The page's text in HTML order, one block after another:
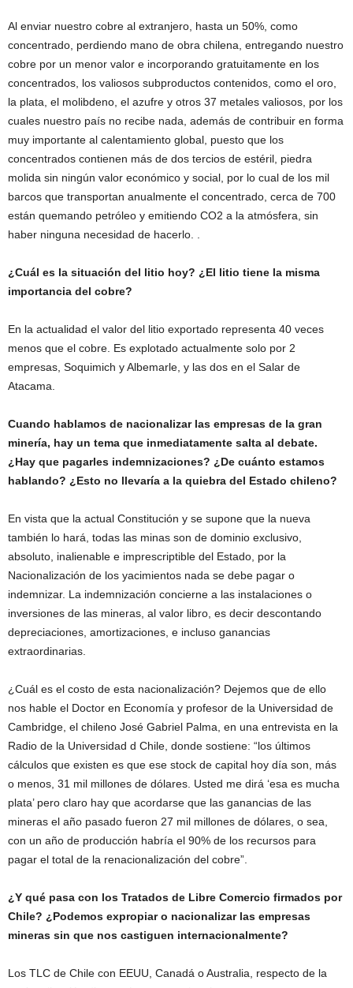
Al enviar nuestro cobre al extranjero, hasta un 50%, como
concentrado, perdiendo mano de obra chilena, entregando nuestro
cobre por un menor valor e incorporando gratuitamente en los
concentrados, los valiosos subproductos contenidos, como el oro,
la plata, el molibdeno, el azufre y otros 37 metales valiosos, por los
cuales nuestro país no recibe nada, además de contribuir en forma
muy importante al calentamiento global, puesto que los
concentrados contienen más de dos tercios de estéril, piedra
molida sin ningún valor económico y social, por lo cual de los mil
barcos que transportan anualmente el concentrado, cerca de 700
están quemando petróleo y emitiendo CO2 a la atmósfera, sin
haber ninguna necesidad de hacerlo. .
¿Cuál es la situación del litio hoy? ¿El litio tiene la misma
importancia del cobre?
En la actualidad el valor del litio exportado representa 40 veces
menos que el cobre. Es explotado actualmente solo por 2
empresas, Soquimich y Albemarle, y las dos en el Salar de
Atacama.
Cuando hablamos de nacionalizar las empresas de la gran
minería, hay un tema que inmediatamente salta al debate.
¿Hay que pagarles indemnizaciones? ¿De cuánto estamos
hablando? ¿Esto no llevaría a la quiebra del Estado chileno?
En vista que la actual Constitución y se supone que la nueva
también lo hará, todas las minas son de dominio exclusivo,
absoluto, inalienable e imprescriptible del Estado, por la
Nacionalización de los yacimientos nada se debe pagar o
indemnizar. La indemnización concierne a las instalaciones o
inversiones de las mineras, al valor libro, es decir descontando
depreciaciones, amortizaciones, e incluso ganancias
extraordinarias.
¿Cuál es el costo de esta nacionalización? Dejemos que de ello
nos hable el Doctor en Economía y profesor de la Universidad de
Cambridge, el chileno José Gabriel Palma, en una entrevista en la
Radio de la Universidad d Chile, donde sostiene: “los últimos
cálculos que existen es que ese stock de capital hoy día son, más
o menos, 31 mil millones de dólares. Usted me dirá ‘esa es mucha
plata’ pero claro hay que acordarse que las ganancias de las
mineras el año pasado fueron 27 mil millones de dólares, o sea,
con un año de producción habría el 90% de los recursos para
pagar el total de la renacionalización del cobre”.
¿Y qué pasa con los Tratados de Libre Comercio firmados por
Chile? ¿Podemos expropiar o nacionalizar las empresas
mineras sin que nos castiguen internacionalmente?
Los TLC de Chile con EEUU, Canadá o Australia, respecto de la